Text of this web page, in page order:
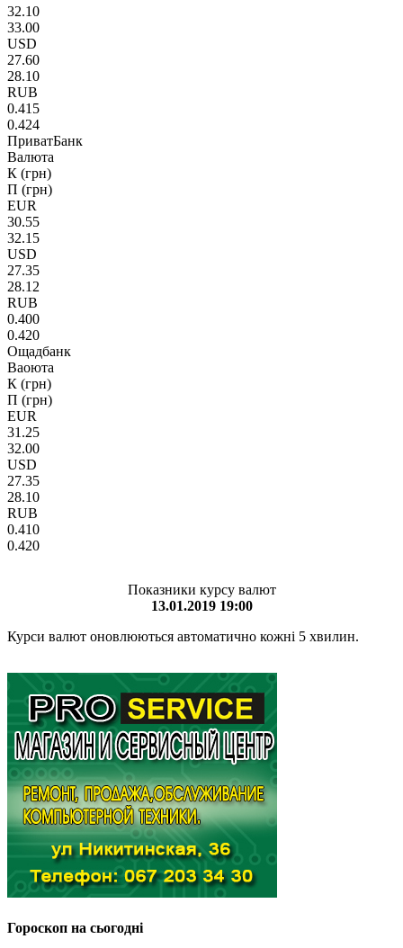
32.10
33.00
USD
27.60
28.10
RUB
0.415
0.424
ПриватБанк
Валюта
К (грн)
П (грн)
EUR
30.55
32.15
USD
27.35
28.12
RUB
0.400
0.420
Ощадбанк
Ваоюта
К (грн)
П (грн)
EUR
31.25
32.00
USD
27.35
28.10
RUB
0.410
0.420
Показники курсу валют
13.01.2019 19:00
Курси валют оновлюються автоматично кожні 5 хвилин.
Гороскоп на сьогодні